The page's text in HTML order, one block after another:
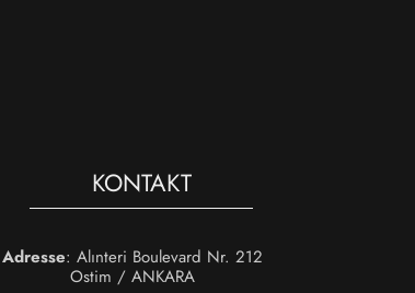
KONTAKT
Adresse: Alınteri Boulevard Nr. 212
Ostim / ANKARA